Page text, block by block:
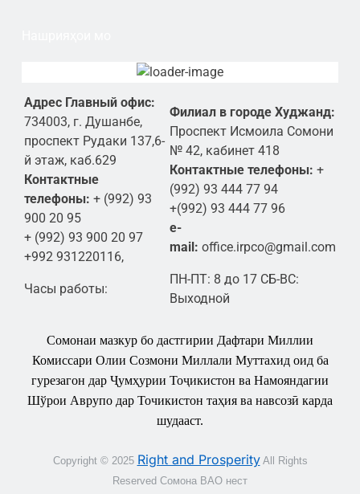
Адрес Главный офис:
734003, г. Душанбе,
проспект Рудаки 137,6-
й этаж, каб.629
Контактные
телефоны: + (992) 93
900 20 95
+ (992) 93 900 20 97
+992 931220116,
Филиал в городе Худжанд:
Проспект Исмоила Сомони
№ 42, кабинет 418
Контактные телефоны: +
(992) 93 444 77 94
+(992) 93 444 77 96
e-
mail: office.irpco@gmail.com
Часы работы:
ПН-ПТ: 8 до 17 СБ-ВС:
Выходной
Сомонаи мазкур бо дастгирии Дафтари Миллии
Комиссари Олии Созмони Миллали Муттахид оид ба
гурезагон дар Ҷумҳурии Тоҷикистон ва Намояндагии
Шўрои Аврупо дар Точикистон таҳия ва навсозӣ карда
шудааст.
Copyright © 2025 Right and ProsperityAll Rights
Reserved Сомона ВАО нест